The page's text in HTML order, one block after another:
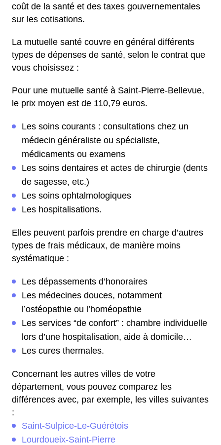
coût de la santé et des taxes gouvernementales
sur les cotisations.
La mutuelle santé couvre en général différents
types de dépenses de santé, selon le contrat que
vous choisissez :
Pour une mutuelle santé à Saint-Pierre-Bellevue,
le prix moyen est de 110,79 euros.
Les soins courants : consultations chez un
médecin généraliste ou spécialiste,
médicaments ou examens
Les soins dentaires et actes de chirurgie (dents
de sagesse, etc.)
Les soins ophtalmologiques
Les hospitalisations.
Elles peuvent parfois prendre en charge d’autres
types de frais médicaux, de manière moins
systématique :
Les dépassements d’honoraires
Les médecines douces, notamment
l’ostéopathie ou l’homéopathie
Les services “de confort” : chambre individuelle
lors d’une hospitalisation, aide à domicile…
Les cures thermales.
Concernant les autres villes de votre
département, vous pouvez comparez les
différences avec, par exemple, les villes suivantes
:
Saint-Sulpice-Le-Guérétois
Lourdoueix-Saint-Pierre